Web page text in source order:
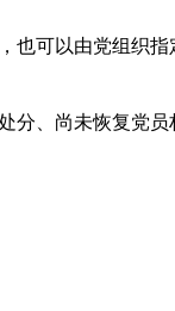
可以由党组织指
、尚未恢复党员